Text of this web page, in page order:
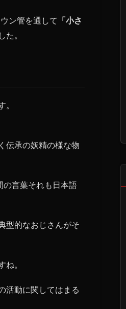
ン管を通して 「小さ
。
伝承の妖精の様な物
の言葉それも日本語
型的なおじさんがそ
。
活動に関してはまる